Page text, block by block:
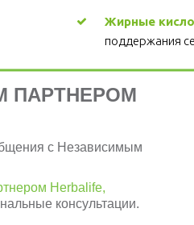
Жирные
поддержания
системы,
суставов,
-
системы,
Физические
- для
избавиться от
ПАРТНЕРОМ
с Независимым
Herbalife,
консультации.